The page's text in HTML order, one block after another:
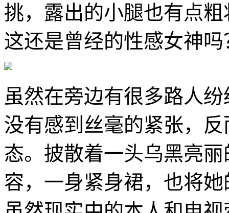
挑，露出的小腿也有点
这还是曾经的性感女神吗
虽然在旁边有很多路人
没有感到丝毫的紧张，
态。披散着一头乌黑亮
容，一身紧身裙，也将